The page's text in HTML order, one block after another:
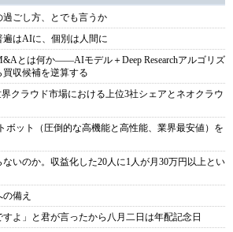
ごし方、とでも言うか
はAIに、個別は人間に
とは何か――AIモデル＋Deep Researchアルゴリズ
収候補を逆算する
クラウド市場における上位3社シェアとネオクラウ
ボット（圧倒的な高機能と高性能、業界最安値）を
ないのか。収益化した20人に1人が月30万円以上とい
備え
すよ」と君が言ったから八月二日は年配記念日